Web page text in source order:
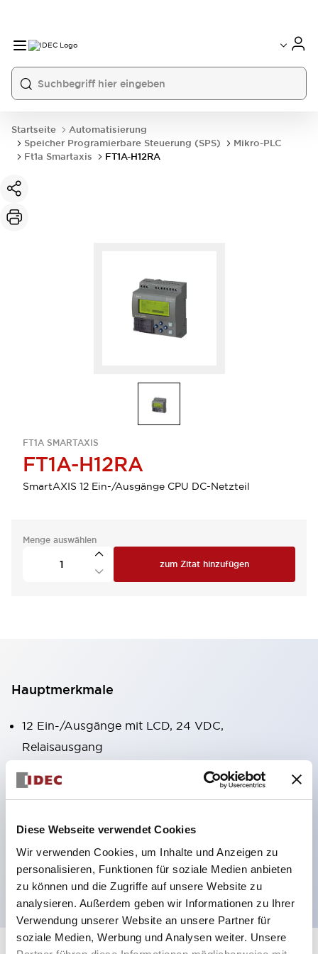
Diese Webseite verwendet Cookies
Wir verwenden Cookies, um Inhalte und Anzeigen zu
personalisieren, Funktionen für soziale Medien anbieten
zu können und die Zugriffe auf unsere Website zu
analysieren. Außerdem geben wir Informationen zu Ihrer
Verwendung unserer Website an unsere Partner für
soziale Medien, Werbung und Analysen weiter. Unsere
Startseite
Automatisierung
Speicher Programierbare Steuerung (SPS)
Mikro-PLC
Ft1a Smartaxis
FT1A-H12RA
FT1A SMARTAXIS
FT1A-H12RA
SmartAXIS 12 Ein-/Ausgänge CPU DC-Netzteil
Menge auswählen
zum Zitat hinzufügen
Hauptmerkmale
12 Ein-/Ausgänge mit LCD, 24 VDC,
Relaisausgang
Integriertes Smart-LCD/Bedienfeld
Integrierte Echtzeituhr (RTC)
USB Mini-B Programmieranschluss
Gefahrenbereiche Klasse I Div 2